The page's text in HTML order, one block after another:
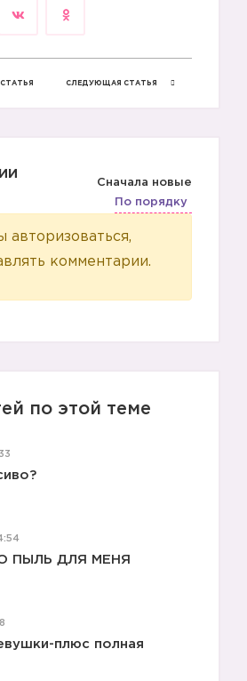
СЛЕДУЮЩАЯ СТАТЬЯ
Сначала новые
По порядку
авторизоваться,
комментарии.
по этой теме
ПЫЛЬ ДЛЯ МЕНЯ
плюс полная